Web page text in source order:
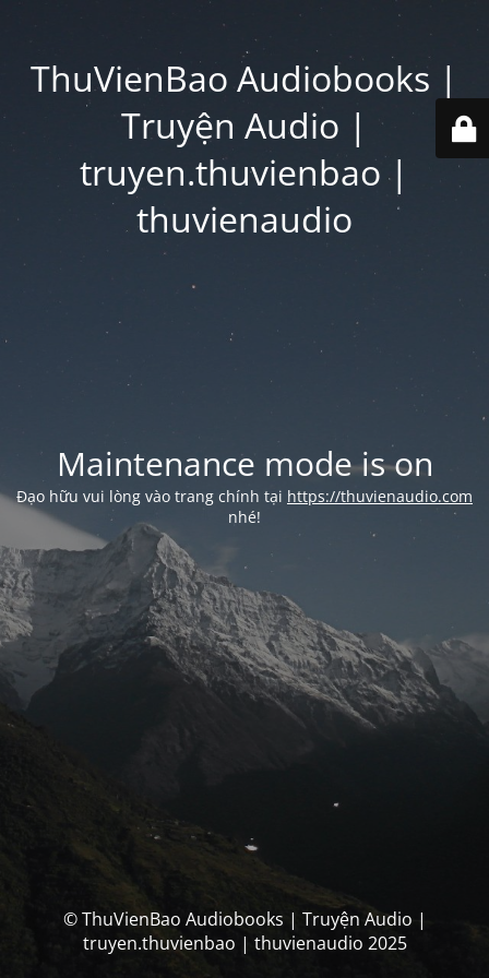
ThuVienBao Audiobooks |
Truyện Audio |
truyen.thuvienbao |
thuvienaudio
Maintenance mode is on
Đạo hữu vui lòng vào trang chính tại https://thuvienaudio.com
nhé!
© ThuVienBao Audiobooks | Truyện Audio |
truyen.thuvienbao | thuvienaudio 2025